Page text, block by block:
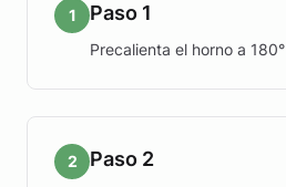
1 Paso 1
Precalienta el horno a 180°
2 Paso 2